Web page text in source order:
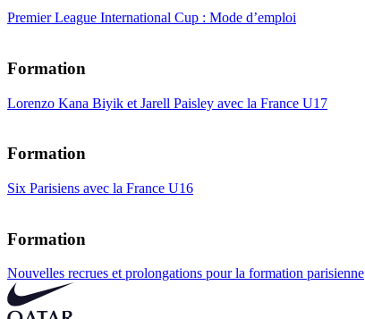
Premier League International Cup : Mode d’emploi
Formation
Lorenzo Kana Biyik et Jarell Paisley avec la France U17
Formation
Six Parisiens avec la France U16
Formation
Nouvelles recrues et prolongations pour la formation parisienne